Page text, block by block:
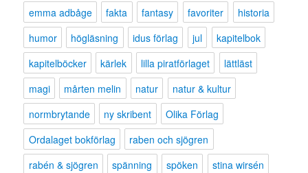
emma adbåge
fakta fantasy favoriter
historia
humor
högläsning idus förlag jul
kapitelbok
kapitelböcker
kärlek lilla piratförlaget
lättläst
magi
mårten melin natur
natur & kultur
normbrytande
ny skribent
Olika Förlag
Ordalaget bokförlag
raben och sjögren
rabén & sjögren
spänning spöken
stina wirsén